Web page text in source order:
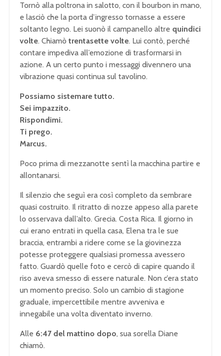
Tornò alla poltrona in salotto, con il bourbon in mano,
e lasciò che la porta d’ingresso tornasse a essere
soltanto legno. Lei suonò il campanello altre quindici
volte. Chiamò trentasette volte. Lui contò, perché
contare impediva all’emozione di trasformarsi in
azione. A un certo punto i messaggi divennero una
vibrazione quasi continua sul tavolino.
Possiamo sistemare tutto.
Sei impazzito.
Rispondimi.
Ti prego.
Marcus.
Poco prima di mezzanotte sentì la macchina partire e
allontanarsi.
Il silenzio che seguì era così completo da sembrare
quasi costruito. Il ritratto di nozze appeso alla parete
lo osservava dall’alto. Grecia. Costa Rica. Il giorno in
cui erano entrati in quella casa, Elena tra le sue
braccia, entrambi a ridere come se la giovinezza
potesse proteggere qualsiasi promessa avessero
fatto. Guardò quelle foto e cercò di capire quando il
riso aveva smesso di essere naturale. Non c’era stato
un momento preciso. Solo un cambio di stagione
graduale, impercettibile mentre avveniva e
innegabile una volta diventato inverno.
Alle 6:47 del mattino dopo, sua sorella Diane
chiamò.